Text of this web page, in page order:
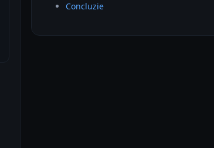
Concluzie